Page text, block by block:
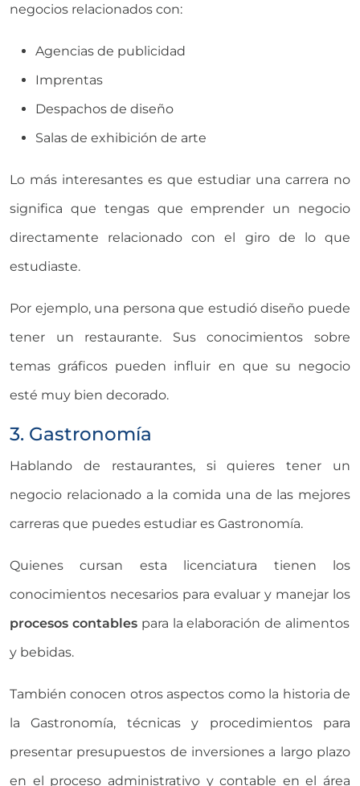
negocios relacionados con:
Agencias de publicidad
Imprentas
Despachos de diseño
Salas de exhibición de arte
Lo más interesantes es que estudiar una carrera no
significa que tengas que emprender un negocio
directamente relacionado con el giro de lo que
estudiaste.
Por ejemplo, una persona que estudió diseño puede
tener un restaurante. Sus conocimientos sobre
temas gráficos pueden influir en que su negocio
esté muy bien decorado.
3. Gastronomía
Hablando de restaurantes, si quieres tener un
negocio relacionado a la comida una de las mejores
carreras que puedes estudiar es Gastronomía.
Quienes cursan esta licenciatura tienen los
conocimientos necesarios para evaluar y manejar los
procesos contablespara la elaboración de alimentos
y bebidas.
También conocen otros aspectos como la historia de
la Gastronomía, técnicas y procedimientos para
presentar presupuestos de inversiones a largo plazo
en el proceso administrativo y contable en el área